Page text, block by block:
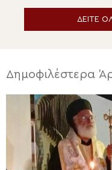
ΔΕΙΤΕ
Δημοφιλέστερα